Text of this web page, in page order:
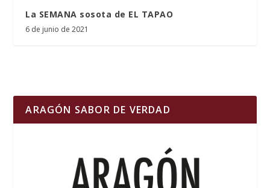
La SEMANA sosota de EL TAPAO
6 de junio de 2021
ARAGÓN SABOR DE VERDAD